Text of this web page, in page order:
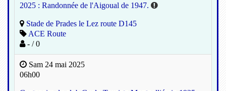
2025 : Randonnée de l'Aigoual de 1947.
Stade de Prades le Lez route D145
ACE Route
- / 0
Sam 24 mai 2025
06h00